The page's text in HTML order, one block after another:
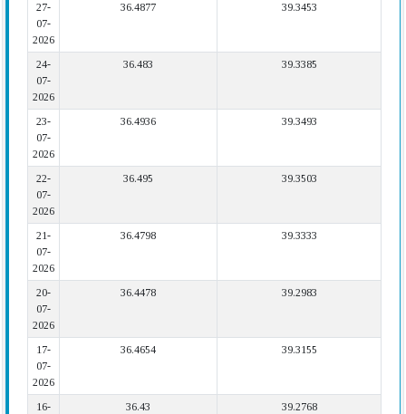
27-
07-
2026
36.4877 39.3453
24-
07-
2026
36.483 39.3385
23-
07-
2026
36.4936 39.3493
22-
07-
2026
36.495 39.3503
21-
07-
2026
36.4798 39.3333
20-
07-
2026
36.4478 39.2983
17-
07-
2026
36.4654 39.3155
16-
36.43 39.2768